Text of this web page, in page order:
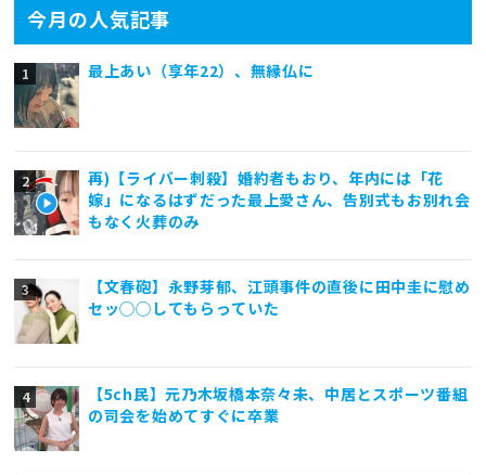
今月の人気記事
最上あい（享年22）、無縁仏に
再)【ライバー刺殺】婚約者もおり、年内には「花
嫁」になるはずだった最上愛さん、告別式もお別れ会
もなく火葬のみ
【文春砲】永野芽郁、江頭事件の直後に田中圭に慰め
セッ◯◯してもらっていた
【5ch民】元乃木坂橋本奈々未、中居とスポーツ番組
の司会を始めてすぐに卒業